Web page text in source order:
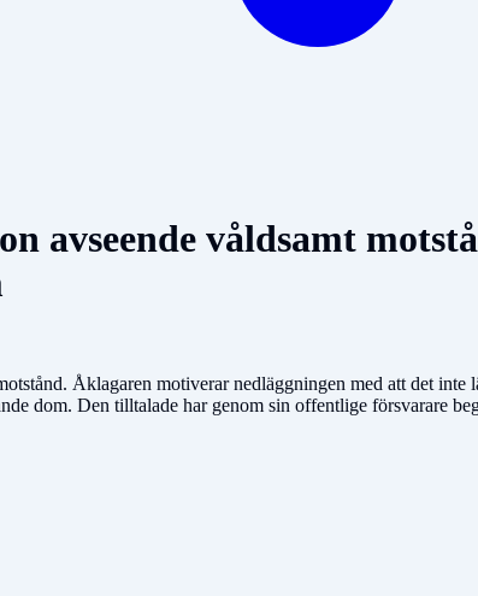
avseende våldsamt
Åklagaren motiverar nedläggningen med att det
dom. Den tilltalade har genom sin offentlige försvarare